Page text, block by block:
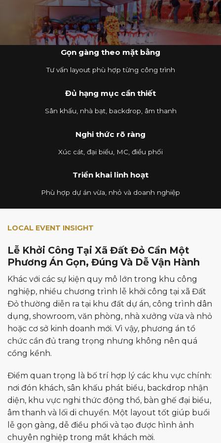
Gọn gàng theo mặt bằng
Tư vấn layout phù hợp từng công trình
Đủ hạng mục cần thiết
Sân khấu, nhà bạt, backdrop, âm thanh
Nghi thức rõ ràng
Xúc cát, đại biểu, MC, điều phối
Triển khai linh hoạt
Phù hợp dự án vừa, nhỏ và doanh nghiệp
LOCAL EVENT INSIGHT
Lễ Khởi Công Tại Xã Đất Đỏ Cần Một
Phương Án Gọn, Đúng Và Dễ Vận Hành
Khác với các sự kiện quy mô lớn trong khu công
nghiệp, nhiều chương trình lễ khởi công tại xã Đất
Đỏ thường diễn ra tại khu đất dự án, công trình dân
dụng, showroom, văn phòng, nhà xưởng vừa và nhỏ
hoặc cơ sở kinh doanh mới. Vì vậy, phương án tổ
chức cần đủ trang trọng nhưng không nên quá
cồng kềnh.
Điểm quan trọng là bố trí hợp lý các khu vực chính:
nơi đón khách, sân khấu phát biểu, backdrop nhận
diện, khu vực nghi thức động thổ, bàn ghế đại biểu,
âm thanh và lối di chuyển. Một layout tốt giúp buổi
lễ gọn gàng, dễ điều phối và tạo được hình ảnh
chuyên nghiệp trong mắt khách mời.